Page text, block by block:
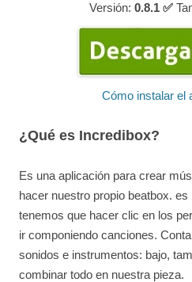
Versión: 0.8.1 ✅
Cómo instalar el
¿Qué es Incredibox?
Es una aplicación para crear
hacer nuestro propio beatbox.
tenemos que hacer clic en los
ir componiendo canciones.
sonidos e instrumentos: bajo,
combinar todo en nuestra pieza.